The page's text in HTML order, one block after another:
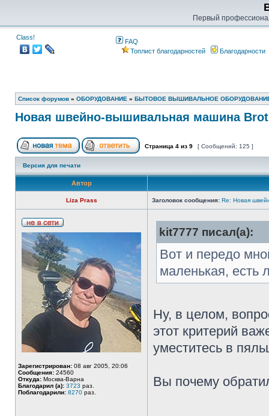
Первый
Class!
FAQ
Топлист благодарностей
Благодарности
Список форумов » ОБОРУДОВАНИЕ » БЫТОВОЕ ВЫШИВАЛЬНОЕ
Новая швейно-вышивальная машина
Страница 4 из 9 [ Сообщений: 125 ]
Версия для печати
Автор
Liza Prass Заголовок сообщения: Re: Новая
Зарегистрирован: 08 авг 2005, 20:06
Сообщения: 24560
Откуда: Москва-Варна
Благодарил (а): 3723 раз.
Поблагодарили: 8270 раз.
kit7777 писал(а):
Вот и передо
маленькая, есть
Ну, в целом,
этот критерий
уместитесь в
Вы почему